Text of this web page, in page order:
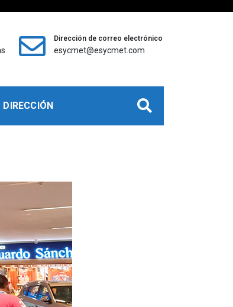
Dirección de correo electrónico
esycmet@esycmet.com
DIRECCIÓN